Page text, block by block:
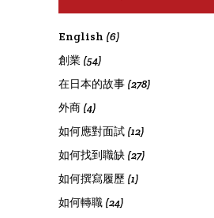
English (6)
創業 (54)
在日本的故事 (278)
外商 (4)
如何應對面試 (12)
如何找到職缺 (27)
如何撰寫履歷 (1)
如何轉職 (24)